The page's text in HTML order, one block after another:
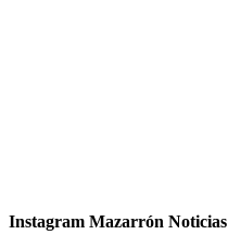
Instagram Mazarrón Noticias